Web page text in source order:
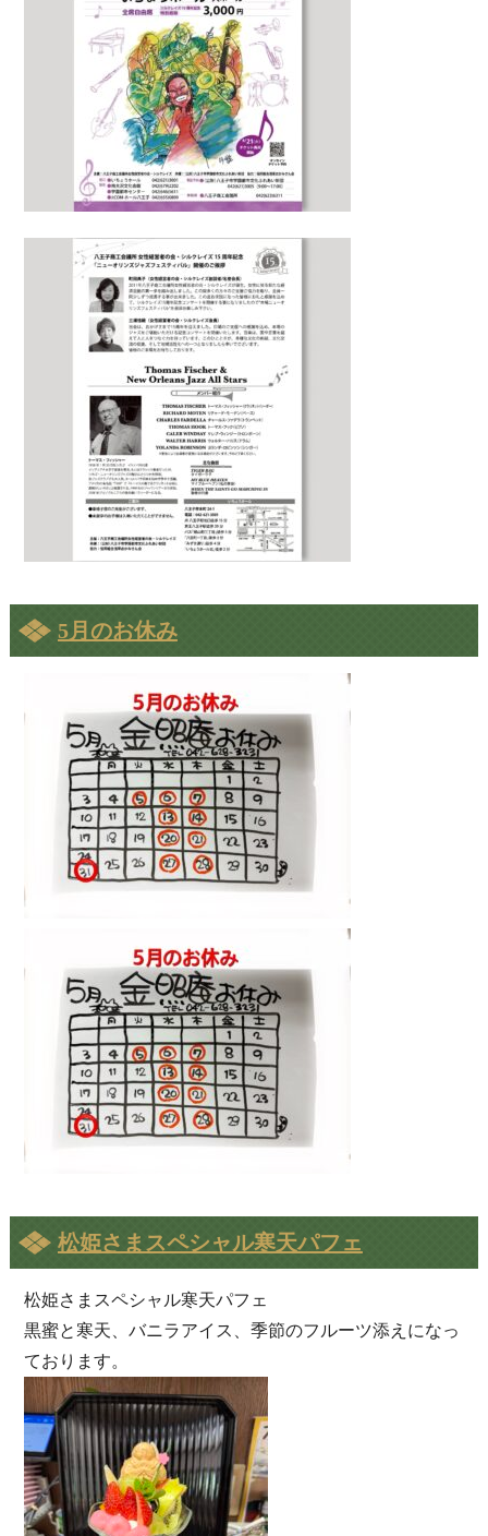
5月のお休み
松姫さまスペシャル寒天パフェ
松姫さまスペシャル寒天パフェ
黒蜜と寒天、バニラアイス、季節のフルーツ添えになっ
ております。